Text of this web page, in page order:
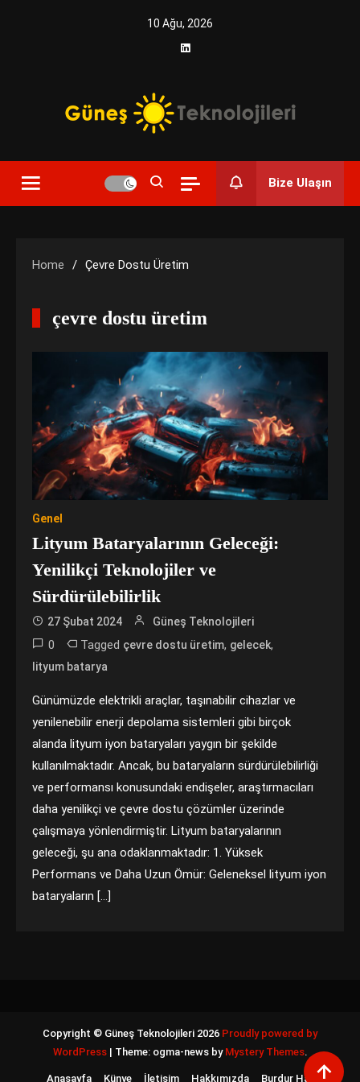
10 Ağu, 2026
Güneş Teknolojileri | Solar
Enerji Çözümleri ve
Bize Ulaşın
Home Çevre Dostu Üretim
çevre dostu üretim
Genel
Lityum Bataryalarının Geleceği:
Yenilikçi Teknolojiler ve
Sürdürülebilirlik
27 Şubat 2024 Güneş Teknolojileri
0 Tagged çevre dostu üretim, gelecek,
lityum batarya
Günümüzde elektrikli araçlar, taşınabilir cihazlar ve
yenilenebilir enerji depolama sistemleri gibi birçok
alanda lityum iyon bataryaları yaygın bir şekilde
kullanılmaktadır. Ancak, bu bataryaların sürdürülebilirliği
ve performansı konusundaki endişeler, araştırmacıları
daha yenilikçi ve çevre dostu çözümler üzerinde
çalışmaya yönlendirmiştir. Lityum bataryalarının
geleceği, şu ana odaklanmaktadır: 1. Yüksek
Performans ve Daha Uzun Ömür: Geleneksel lityum iyon
bataryaların […]
Copyright © Güneş Teknolojileri 2026 Proudly powered by
WordPress | Theme: ogma-news by Mystery Themes.
Anasayfa Künye İletişim Hakkımızda Burdur Haber